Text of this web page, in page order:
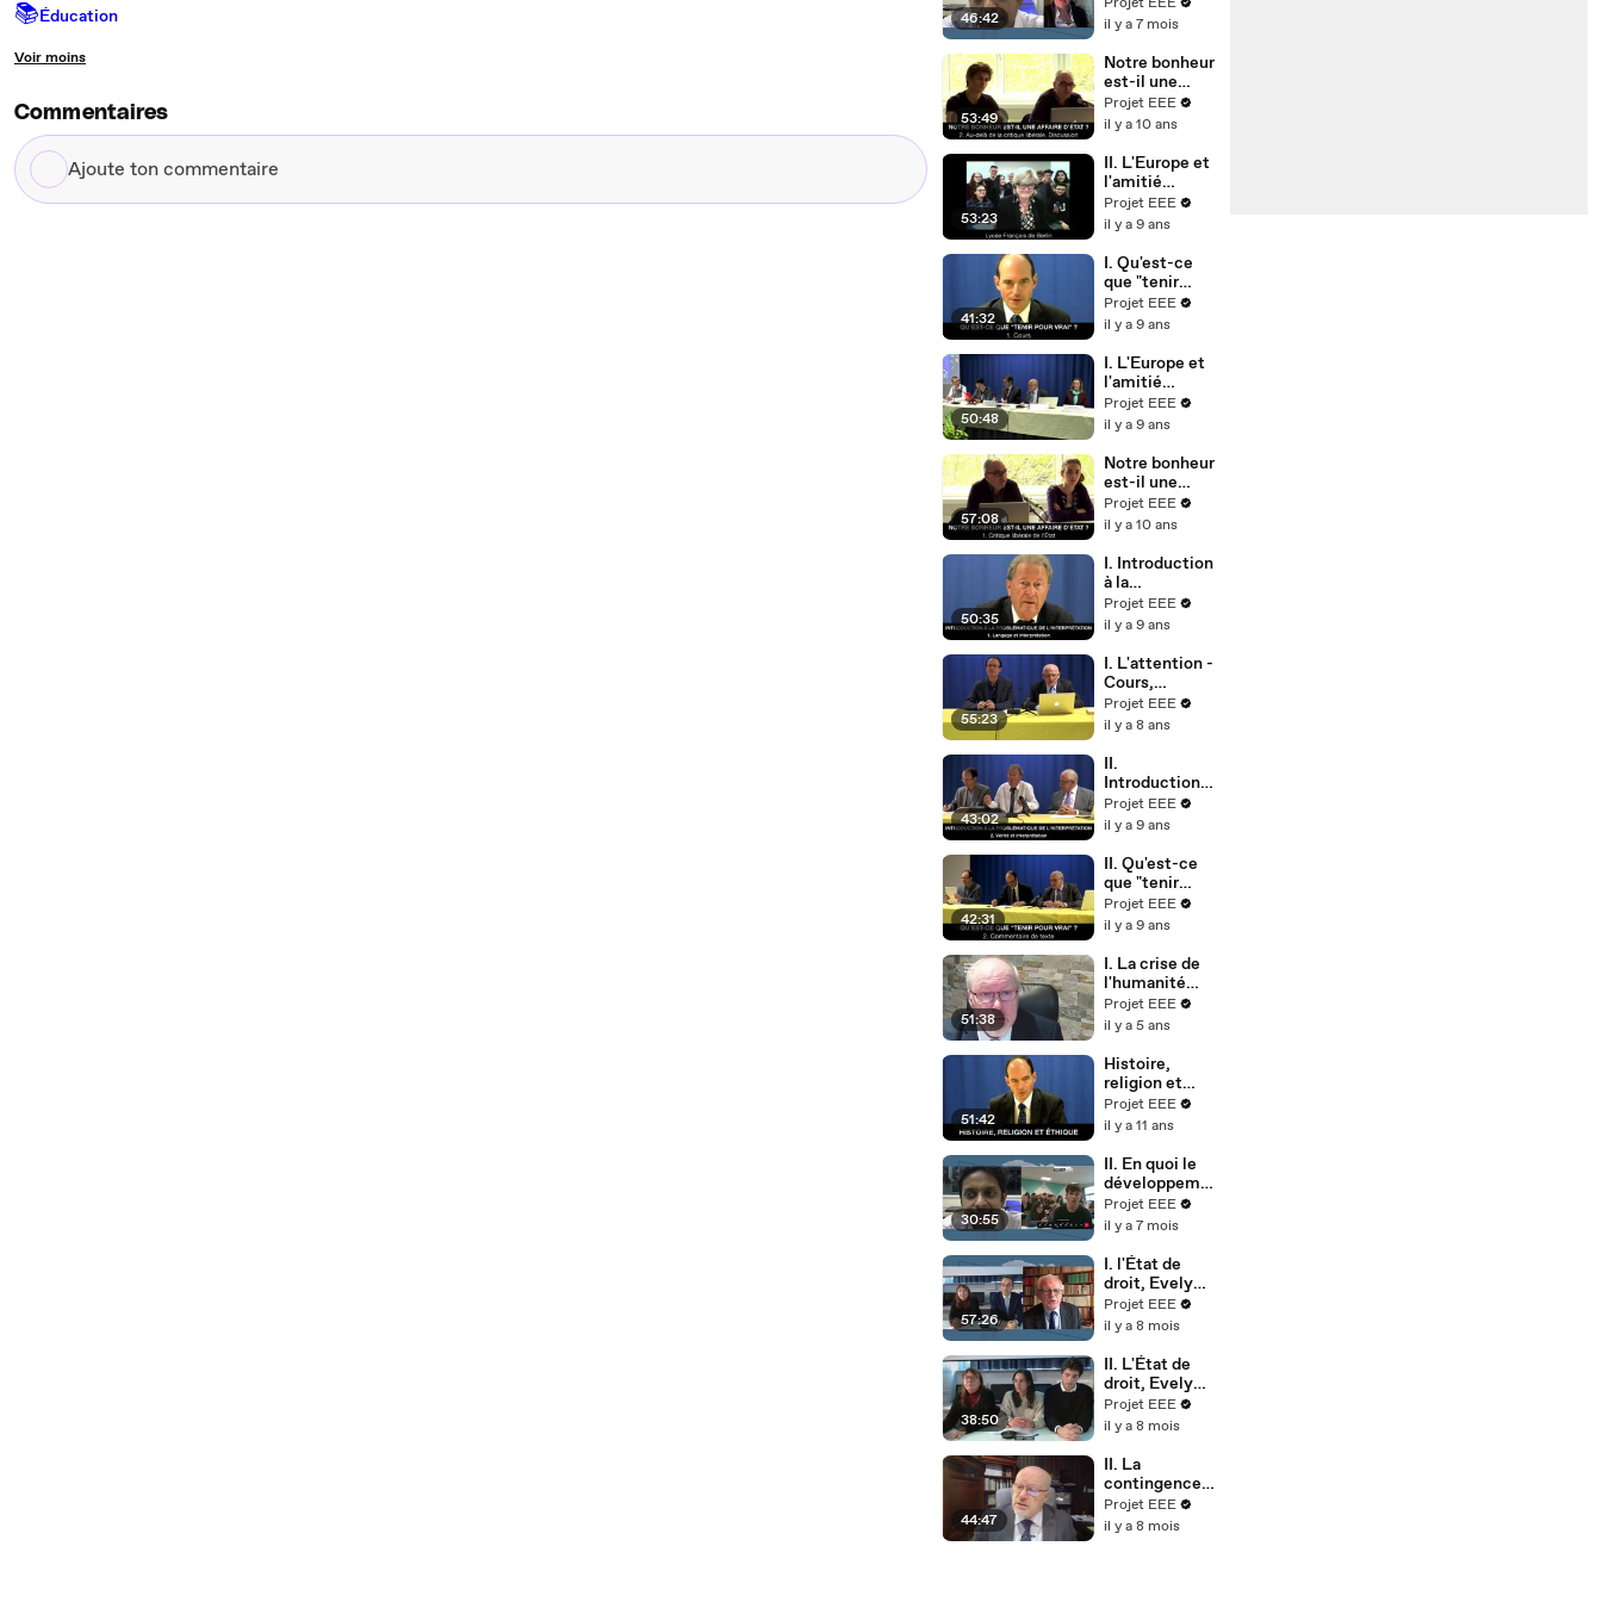
📚Éducation
Voir moins
Commentaires
Ajoute
ton
Arunkumar
SANTHALING
AM
46:42
l’intelligence
exige-t-il un
exercice
permanent de
l’esprit
critique?,
Arunkumar
SANTHALING
AM
il y a 7 mois
53:49
Notre bonheur
est-il une
affaire d'État ?
- 2. Au-delà
libérale,
discussion,
Vincent
RENAULT
Projet EEE
il y a 10 ans
53:23
II. L'Europe et
l'amitié
Franco-
Allemande,
Célébration
du 55ème
anniversaire
du Traité de
l'Élysée
Projet EEE
il y a 9 ans
41:32
I. Qu'est-ce
que "tenir
pour vrai" ?
Cours,
LAUPIES
Projet EEE
il y a 9 ans
50:48
I. L'Europe et
l'amitié
Franco-
Allemande,
Célébration
du 55ème
anniversaire
du Traité de
l'Élysée
Projet EEE
il y a 9 ans
57:08
Notre bonheur
est-il une
affaire d'État ?
- 1. Critique
l'État,
Vincent
RENAULT
Projet EEE
il y a 10 ans
50:35
I. Introduction
à la
problématiqu
e de
n, Philippe
FONTAINE
Projet EEE
il y a 9 ans
55:23
I. L'attention -
Cours,
Frédérique
VARGOZ
Projet EEE
il y a 8 ans
43:02
II.
Introduction à
la
problématiqu
l'interprétatio
n, Philippe
FONTAINE
Projet EEE
il y a 9 ans
42:31
II. Qu'est-ce
que "tenir
pour vrai" ?
Commentaire
Frédéric
LAUPIES
Projet EEE
il y a 9 ans
51:38
I. La crise de
l'humanité
européenne,
Philippe
Projet EEE
il y a 5 ans
51:42
Histoire,
religion et
éthique,
Frédéric
Projet EEE
il y a 11 ans
30:55
II. En quoi le
développeme
nt de
l’intelligence
exige-t-il un
exercice
permanent de
l’esprit
critique?, Dr.
Arunkumar
SANTHALING
AM
Projet EEE
il y a 7 mois
57:26
I. l'État de
droit, Evelyne
OLÉON
Projet EEE
il y a 8 mois
38:50
II. L'État de
droit, Evelyne
OLÉON
Projet EEE
il y a 8 mois
44:47
II. La
contingence
humaine :
Aristote et la
Projet EEE
il y a 8 mois